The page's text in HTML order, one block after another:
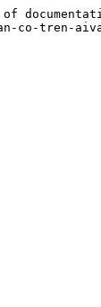
co-tren-